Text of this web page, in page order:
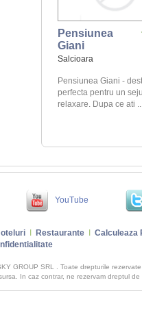
Pensiunea
Giani
Salcioara
Pensiunea Giani -
perfecta pentru un
relaxare. Dupa ce ati
YouTube
Restaurante Calculeaza
GROUP SRL . Toate drepturile
In caz contrar, ne rezervam dreptul